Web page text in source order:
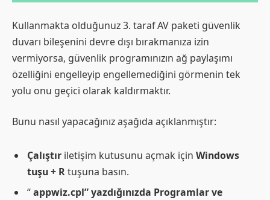
Kullanmakta olduğunuz 3. taraf AV paketi güvenlik
duvarı bileşenini devre dışı bırakmanıza izin
vermiyorsa, güvenlik programınızın ağ paylaşımı
özelliğini engelleyip engellemediğini görmenin tek
yolu onu geçici olarak kaldırmaktır.
Bunu nasıl yapacağınız aşağıda açıklanmıştır:
Çalıştır iletişim kutusunu açmak için Windows
tuşu + Rtuşuna basın.
“appwiz.cpl” yazdığınızda Programlar ve